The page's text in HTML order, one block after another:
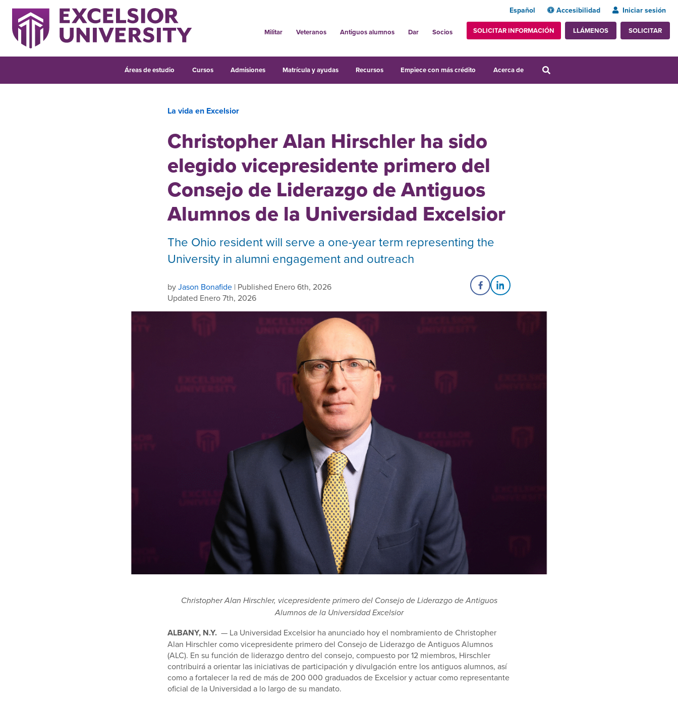
Español Accesibilidad Iniciar sesión
Militar Veteranos Antiguos alumnos Dar Socios SOLICITAR INFORMACIÓN LLÁMENOS SOLICITAR
Áreas de estudio Cursos Admisiones Matrícula y ayudas Recursos Empiece con más crédito Acerca de
La vida en Excelsior
Christopher Alan Hirschler ha sido
elegido vicepresidente primero del
Consejo de Liderazgo de Antiguos
Alumnos de la Universidad Excelsior
The Ohio resident will serve a one-year term representing the
University in alumni engagement and outreach
byJason Bonafide | Published Enero 6th, 2026
Updated Enero 7th, 2026
Share on Facebook
Share on LinkedIn
Christopher Alan Hirschler, vicepresidente primero del Consejo de Liderazgo de Antiguos
Alumnos de la Universidad Excelsior
ALBANY, N.Y. — La Universidad Excelsior ha anunciado hoy el nombramiento de Christopher
Alan Hirschler como vicepresidente primero del Consejo de Liderazgo de Antiguos Alumnos
(ALC). En su función de liderazgo dentro del consejo, compuesto por 12 miembros, Hirschler
contribuirá a orientar las iniciativas de participación y divulgación entre los antiguos alumnos, así
como a fortalecer la red de más de 200 000 graduados de Excelsior y actuar como representante
oficial de la Universidad a lo largo de su mandato.